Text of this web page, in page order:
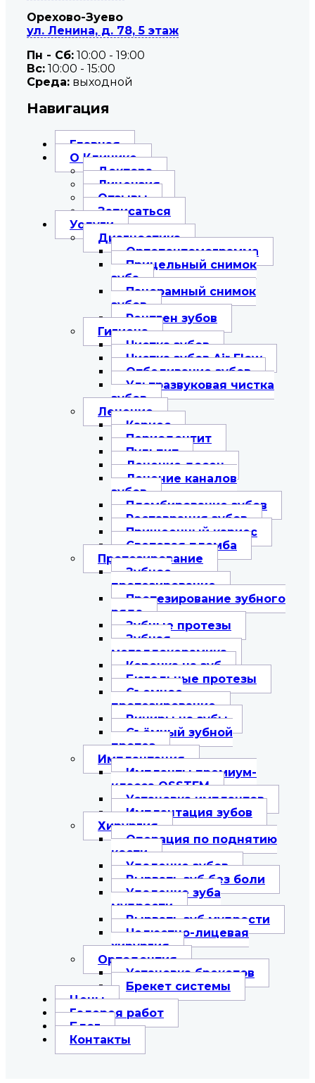
Орехово-Зуево
ул. Ленина, д. 78, 5 этаж
Пн - Сб: 10:00 - 19:00
Вc: 10:00 - 15:00
Среда: выходной
Навигация
Главная
О Клинике
Доктора
Лицензия
Отзывы
Записаться
Услуги
Диагностика
Ортопантомограмма
Прицельный снимок
зуба
Панорамный снимок
зубов
Рентген зубов
Гигиена
Чистка зубов
Чистка зубов Air Flow
Отбеливание зубов
Ультразвуковая чистка
зубов
Лечение
Кариес
Периодонтит
Пульпит
Лечение десен
Лечение каналов
зубов
Пломбирование зубов
Реставрация зубов
Пришеечный кариес
Световая пломба
Протезирование
Зубное
протезирование
Протезирование зубного
ряда
Зубные протезы
Зубная
металлокерамика
Коронка на зуб
Бюгельные протезы
Съемное
протезирование
Виниры на зубы
Съёмный зубной
протез
Имплантация
Импланты премиум-
класса OSSTEM
Установка имплантов
Имплантация зубов
Хирургия
Операция по поднятию
кости
Удаление зубов
Вырвать зуб без боли
Удаление зуба
мудрости
Вырвать зуб мудрости
Челюстно-лицевая
хирургия
Ортодонтия
Установка брекетов
Брекет системы
Цены
Галерея работ
Блог
Контакты